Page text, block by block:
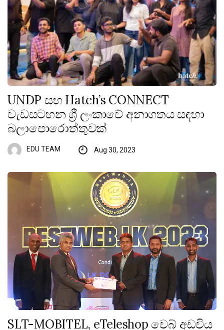
UNDP සහ Hatch’s CONNECT
වැඩසටහන ශ්‍රී ලංකාවේ අනාගතය සඳහා
බලාපොරොත්තුවක්
EDU TEAM Aug 30, 2023
SLT-MOBITEL, eTeleshop වෙබ් අඩවිය